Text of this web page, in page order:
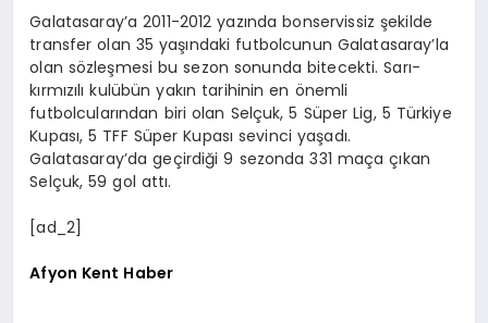
Galatasaray’a 2011-2012 yazında bonservissiz şekilde
transfer olan 35 yaşındaki futbolcunun Galatasaray’la
olan sözleşmesi bu sezon sonunda bitecekti. Sarı-
kırmızılı kulübün yakın tarihinin en önemli
futbolcularından biri olan Selçuk, 5 Süper Lig, 5 Türkiye
Kupası, 5 TFF Süper Kupası sevinci yaşadı.
Galatasaray’da geçirdiği 9 sezonda 331 maça çıkan
Selçuk, 59 gol attı.
[ad_2]
Afyon Kent Haber